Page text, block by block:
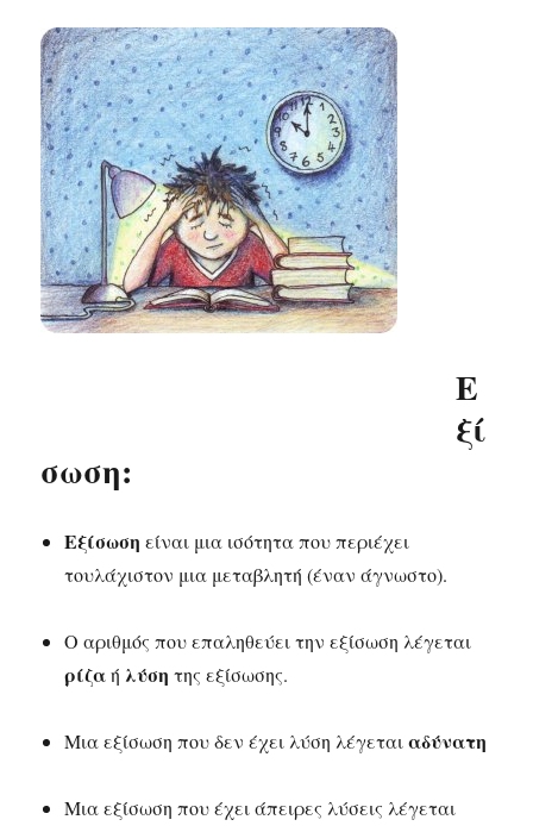
Ε
ξί
σωση:
Εξίσωσηείναι μια ισότητα που περιέχει
τουλάχιστον μια μεταβλητή (έναν άγνωστο).
Ο αριθμός που επαληθεύει την εξίσωση λέγεται
ρίζαή λύσητης εξίσωσης.
Μια εξίσωση που δεν έχει λύση λέγεταιαδύνατη
Μια εξίσωση που έχει άπειρες λύσεις λέγεται